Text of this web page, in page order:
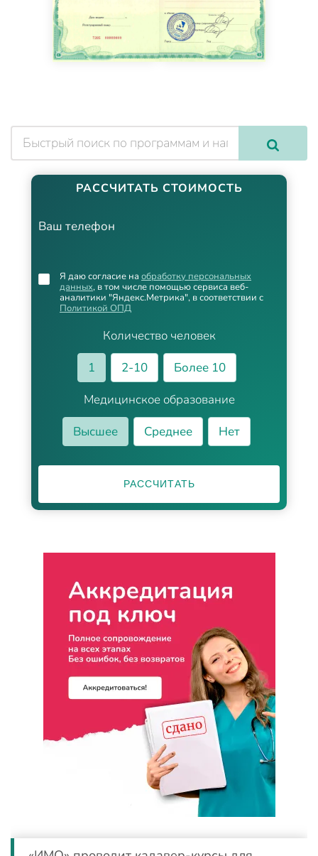
РАССЧИТАТЬ СТОИМОСТЬ
Ваш телефон
Количество человек
1
2-10
Более 10
Медицинское образование
Высшее
Среднее Нет
Я даю согласие на обработку персональных
данных, в том числе помощью сервиса веб-
аналитики "Яндекс.Метрика", в соответствии с
Политикой ОПД
РАССЧИТАТЬ